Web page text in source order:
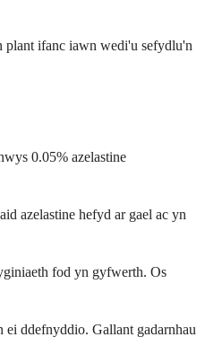
ifanc iawn wedi'u sefydlu'n
0.05% azelastine
azelastine hefyd ar gael ac yn
fod yn gyfwerth. Os
ddefnyddio. Gallant gadarnhau